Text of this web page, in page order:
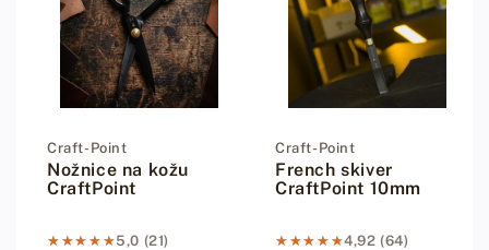
Dodávateľ:
Craft-Point
Nožnice na kožu
CraftPoint
★★★★★
★★★★★5,0 (21)
Dodávateľ:
Craft-Point
French skiver
CraftPoint 10mm
★★★★★
★★★★★4,92 (64)